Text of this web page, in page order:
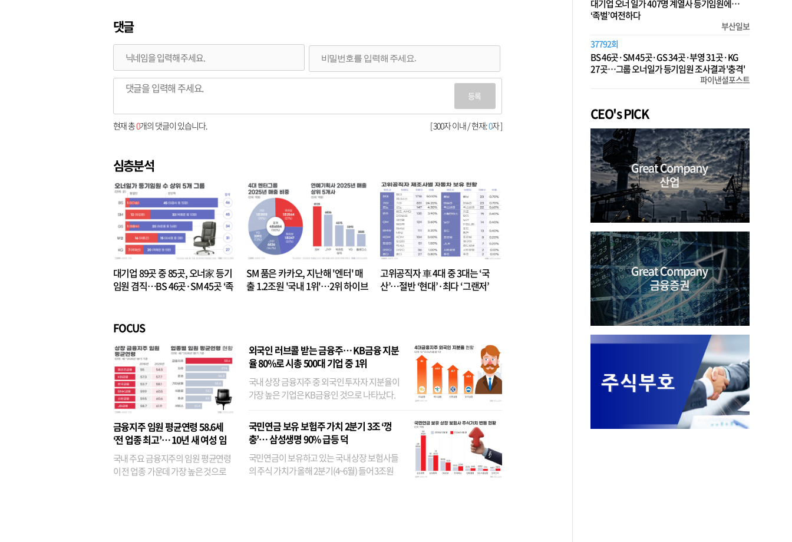
댓글
등록
[ 300자 이내 / 현재:0자 ]
현재 총0개의 댓글이 있습니다.
심층분석
대기업 89곳 중 85곳, 오너家 등기
임원 겸직…BS 46곳·SM 45곳 ‘족
SM 품은 카카오, 지난해 '엔터' 매
출 1.2조원 '국내 1위'…2위 하이브
고위공직자 車 4대 중 3대는 ‘국
산’…절반 ‘현대’·최다 ‘그랜저’
FOCUS
금융지주 임원 평균연령 58.6세
‘전 업종 최고’… 10년 새 여성 임
원은 14배 껑충
국내 주요 금융지주의 임원 평균연령
이 전 업종 가운데 가장 높은 것으로
외국인 러브콜 받는 금융주… KB금융 지분
율 80%로 시총 500대 기업 중 1위
국내 상장 금융지주 중 외국인 투자자 지분율이
가장 높은 기업은 KB금융인 것으로 나타났다.
융이었다. 특히 KB금융은 지난달 말 기준 해외
기관투자자 지분율이...
국민연금 보유 보험주 가치 2분기 3조 ‘껑
충’… 삼성생명 90% 급등 덕
국민연금이 보유하고 있는 국내 상장 보험사들
의 주식 가치가 올해 2분기(4~6월) 들어 3조원
대기업 오너 일가 407명 계열사 등기임원에…
‘족벌’ 여전하다
부산일보
37792회
BS 46곳·SM 45곳·GS 34곳·부영 31곳·KG
27곳…그룹 오너일가 등기임원 조사결과 '충격'
파이낸셜포스트
CEO's PICK